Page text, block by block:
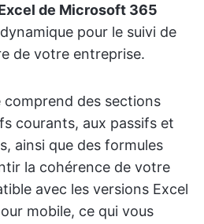
de Microsoft 365
pour le suivi de
de votre entreprise.
des sections
courants, aux passifs et
ainsi que des formules
la cohérence de votre
avec les versions Excel
mobile, ce qui vous